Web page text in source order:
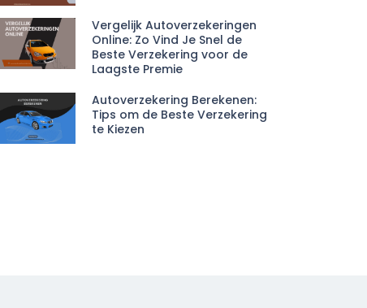
Vergelijk Autoverzekeringen
Online: Zo Vind Je Snel de
Beste Verzekering voor de
Laagste Premie
Autoverzekering Berekenen:
Tips om de Beste Verzekering
te Kiezen